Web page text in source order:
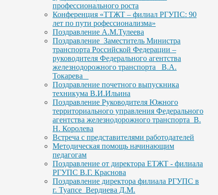
профессионального роста
Конференция «ТТЖТ – филиал РГУПС: 90
лет по пути рофессионализма»
Поздравление А.М.Тулеева
Поздравление Заместитель Министра
транспорта Российской Федерации –
руководителя Федерального агентства
железнодорожного транспорта В.А.
Токарева
Поздравление почетного выпускника
техникума В.И.Ильина
Поздравление Руководителя Южного
территориального управления Федерального
агентства железнодорожного транспорта В.
Н. Королева
Встреча с представителями работодателей
Методическая помощь начинающим
педагогам
Поздравление от директора ЕТЖТ - филиала
РГУПС В.Г. Краснова
Поздравление директора филиала РГУПС в
г. Туапсе Вердиева Д.М.